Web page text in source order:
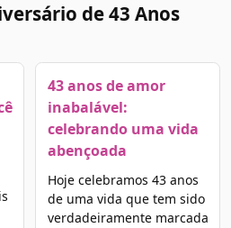
de 43 Anos
43 anos de amor
inabalável:
celebrando uma vida
abençoada
Hoje celebramos 43 anos
de uma vida que tem sido
verdadeiramente marcada